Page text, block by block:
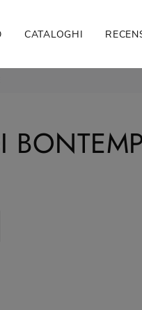
CATALOGHI